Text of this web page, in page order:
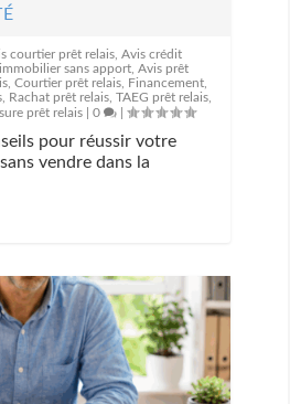
courtier prêt relais ,Avis crédit
sans apport ,Avis prêt
,Courtier prêt relais Financement
Rachat prêt relais ,TAEG prêt relais
prêt relais |0 |
pour réussir votre
vendre dans la